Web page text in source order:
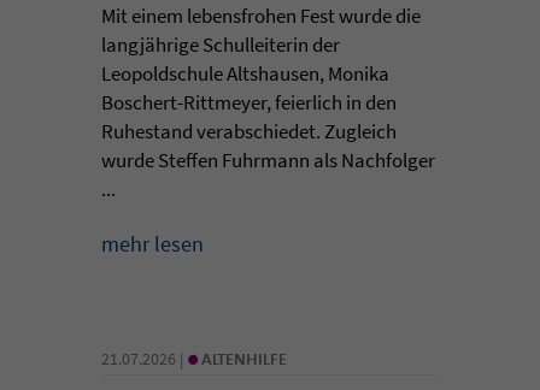
Mit einem lebensfrohen Fest wurde die
langjährige Schulleiterin der
Leopoldschule Altshausen, Monika
Boschert-Rittmeyer, feierlich in den
Ruhestand verabschiedet. Zugleich
wurde Steffen Fuhrmann als Nachfolger
...
mehr lesen
21.07.2026 | • ALTENHILFE